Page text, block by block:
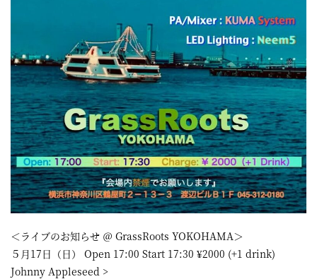
あ
る
ダ
イ
ニ
ン
グ
バ
ー
＜ライブのお知らせ ＠ GrassRoots YOKOHAMA＞
５月17日（日） Open 17:00 Start 17:30 ¥2000 (+1 drink)
Johnny Appleseed >